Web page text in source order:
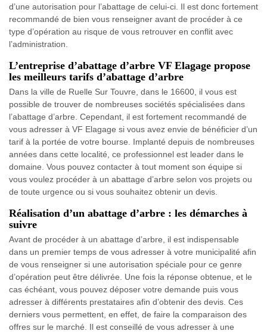
d’une autorisation pour l’abattage de celui-ci. Il est donc fortement
recommandé de bien vous renseigner avant de procéder à ce
type d’opération au risque de vous retrouver en conflit avec
l’administration.
L’entreprise d’abattage d’arbre VF Elagage propose
les meilleurs tarifs d’abattage d’arbre
Dans la ville de Ruelle Sur Touvre, dans le 16600, il vous est
possible de trouver de nombreuses sociétés spécialisées dans
l’abattage d’arbre. Cependant, il est fortement recommandé de
vous adresser à VF Elagage si vous avez envie de bénéficier d’un
tarif à la portée de votre bourse. Implanté depuis de nombreuses
années dans cette localité, ce professionnel est leader dans le
domaine. Vous pouvez contacter à tout moment son équipe si
vous voulez procéder à un abattage d’arbre selon vos projets ou
de toute urgence ou si vous souhaitez obtenir un devis.
Réalisation d’un abattage d’arbre : les démarches à
suivre
Avant de procéder à un abattage d’arbre, il est indispensable
dans un premier temps de vous adresser à votre municipalité afin
de vous renseigner si une autorisation spéciale pour ce genre
d’opération peut être délivrée. Une fois la réponse obtenue, et le
cas échéant, vous pouvez déposer votre demande puis vous
adresser à différents prestataires afin d’obtenir des devis. Ces
derniers vous permettent, en effet, de faire la comparaison des
offres sur le marché. Il est conseillé de vous adresser à une